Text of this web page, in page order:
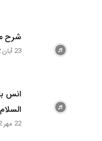
شرح
23 آبان 1402
انس
22 مهر 1402